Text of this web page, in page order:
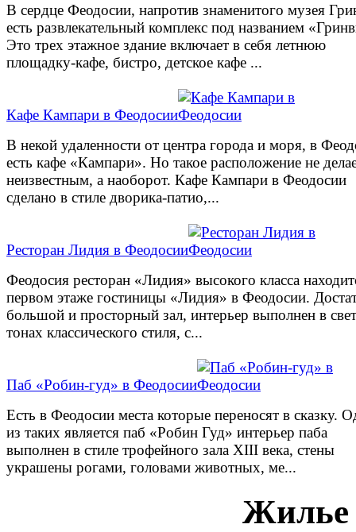
В сердце Феодосии, напротив знаменитого музея
есть развлекательный комплекс под названием
Это трех этажное здание включает в себя летнюю
площадку-кафе, бистро, детское кафе ...
Кафе Кампари в Феодосии
В некой удаленности от центра города и моря, в
есть кафе «Кампари». Но такое расположение не
неизвестным, а наоборот. Кафе Кампари в Феодосии
сделано в стиле дворика-патио,...
Ресторан Лидия в Феодосии
Феодосия ресторан «Лидия» высокого класса
первом этаже гостиницы «Лидия» в Феодосии.
большой и просторный зал, интерьер выполнен в
тонах классического стиля, с...
Паб «Робин-гуд» в Феодосии
Есть в Феодосии места которые переносят в сказку.
из таких является паб «Робин Гуд» интерьер паба
выполнен в стиле трофейного зала XIII века, стены
украшены рогами, головами животных, ме...
Жилье